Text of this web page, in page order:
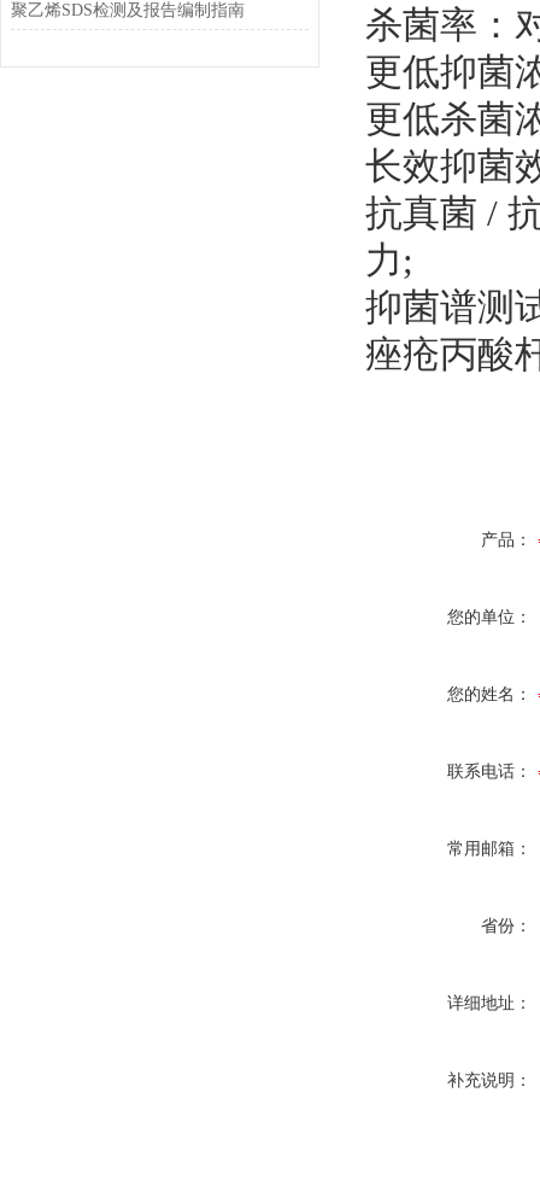
聚乙烯SDS检测及报告编制指南
杀菌率：
更低抑菌
更低杀菌
长效抑菌
抗真菌 /
力;
抑菌谱测
痤疮丙酸
产品：
您的单位：
您的姓名：
联系电话：
常用邮箱：
省份：
详细地址：
补充说明：